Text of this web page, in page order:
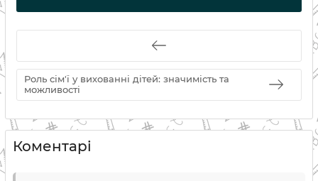
Роль сім'ї у вихованні дітей: значимість та
можливості
Коментарі